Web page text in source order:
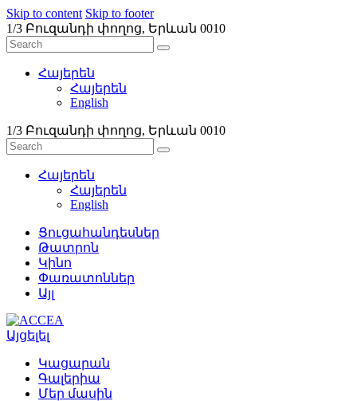
Skip to content Skip to footer
1/3 Բուզանդի փողոց, Երևան 0010
Հայերեն
Հայերեն
English
1/3 Բուզանդի փողոց, Երևան 0010
Հայերեն
Հայերեն
English
Ցուցահանդեսներ
Թատրոն
Կինո
Փառատոններ
Այլ
Այցելել
Կացարան
Գալերիա
Մեր մասին